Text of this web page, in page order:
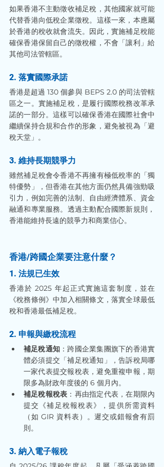
如果香港不主動徵收補足稅，其他國家就可能
代替香港向低稅企業徵稅。這樣一來，本應屬
於香港的稅收就會流失。因此，實施補足稅能
確保香港保留自己的徵稅權，不會「讓利」給
其他司法管轄區。
2. 落實國際承諾
香港是超過 130 個參與 BEPS 2.0 的司法管轄
區之一。實施補足稅，是履行國際稅務改革承
諾的一部分。這樣可以確保香港在國際社會中
繼續保持合規和合作的形象，避免被視為「避
稅天堂」。
3. 維持長期競爭力
雖然補足稅會令香港不再擁有極低稅率的「獨
特優勢」，但香港在其他方面仍然具備強勁吸
引力，例如完善的法制、自由經濟體系、資金
融通和專業服務。透過主動配合國際新規則，
香港能維持長遠的競爭力和商業信心。
香港/跨國企業要注意什麼？
1. 法規已生效
香港於 2025 年起正式實施這套制度，並在
《稅務條例》中加入相關條文，落實全球最低
稅和香港最低補足稅。
2. 申報與繳稅流程
補足稅通知 ：跨國企業集團旗下的香港實
體必須提交「補足稅通知」，告訴稅局哪
一家代表提交報稅表，避免重複申報，期
限多為財政年度後的 6 個月內。
補足稅報稅表 ：再由指定代表，在期限內
提交《補足稅報稅表》，提供所需資料
（如 GIR 資料表）。遲交或錯報會有罰
則。
3. 納入電子報稅